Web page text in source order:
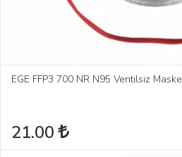
EGE FFP3 700 NR N95 Ventilsiz Maske
21.00